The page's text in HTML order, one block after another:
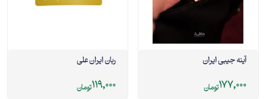
آینه جیبی ایران
177,000تومان
ربان ایران علی
119,000تومان